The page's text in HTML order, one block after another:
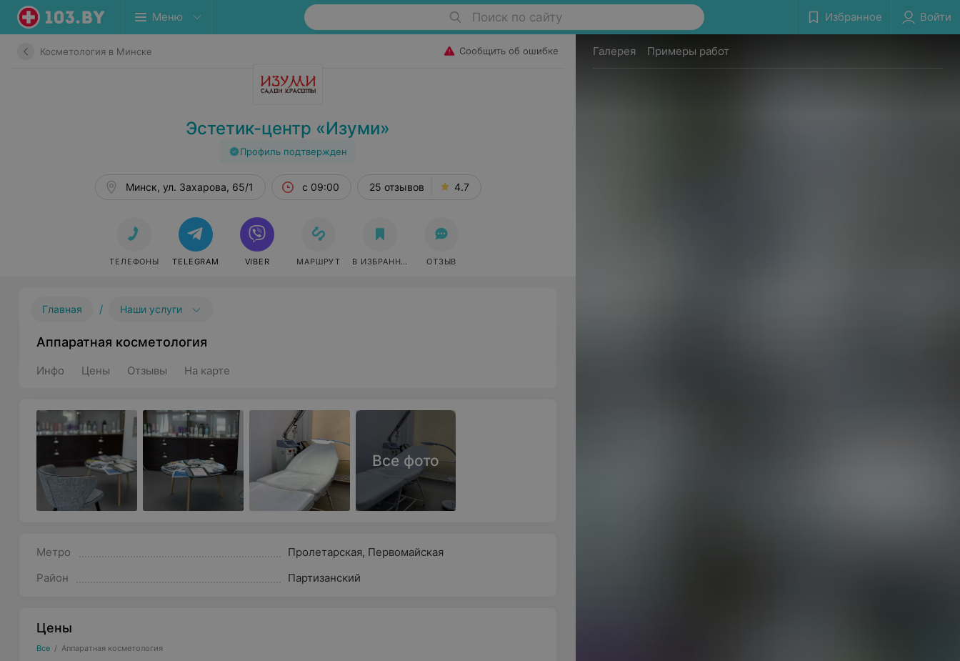
Меню Поиск по сайту Избранное Войти
Косметология в Минске Сообщить об ошибке
Эстетик-центр «Изуми»
Профиль подтвержден
Минск, ул. Захарова, 65/1 с 09:00 25 отзывов 4.7
ТЕЛЕФОНЫ TELEGRAM VIBER МАРШРУТ В ИЗБРАННОЕ ОТЗЫВ
Главная / Наши услуги
Аппаратная косметология
Инфо Цены Отзывы На карте
Все фото
Метро Пролетарская, Первомайская
Район
Партизанский
Цены
Все / Аппаратная косметология
Галерея Примеры работ